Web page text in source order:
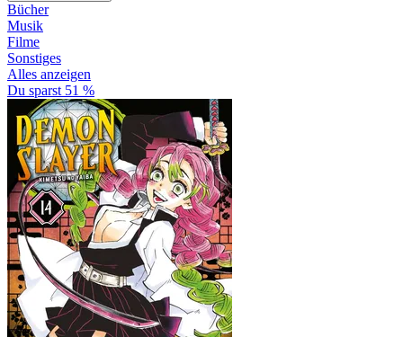
Bücher
Musik
Filme
Sonstiges
Alles anzeigen
Du sparst 51 %